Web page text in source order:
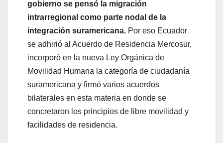
gobierno se pensó la migración
intrarregional como parte nodal de la
integración suramericana. Por eso Ecuador
se adhirió al Acuerdo de Residencia Mercosur,
incorporó en la nueva Ley Orgánica de
Movilidad Humana la categoría de ciudadanía
suramericana y firmó varios acuerdos
bilaterales en esta materia en donde se
concretaron los principios de libre movilidad y
facilidades de residencia.